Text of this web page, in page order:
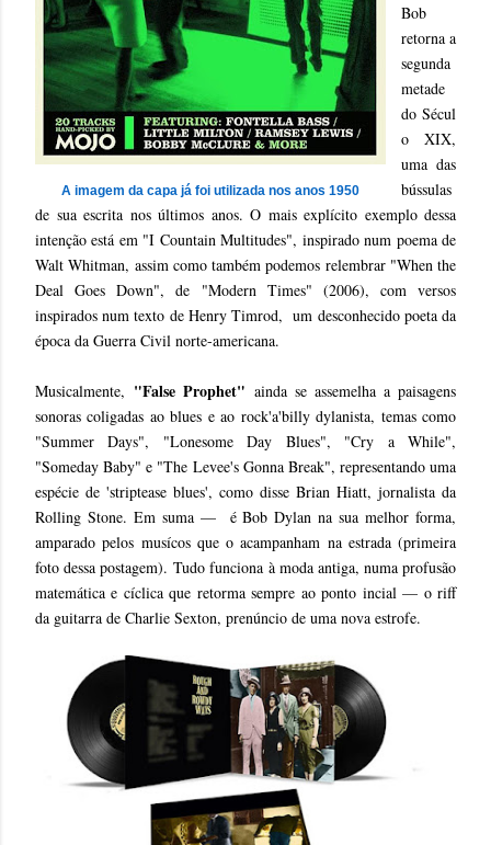
A imagem da capa já foi utilizada nos anos 1950
Bob
retorna a
segunda
metade
do Sécul
o XIX,
uma das
bússulas
de sua escrita nos últimos anos. O mais explícito exemplo dessa
intenção está em "I Countain Multitudes", inspirado num poema de
Walt Whitman, assim como também podemos relembrar "When the
Deal Goes Down", de "Modern Times" (2006), com versos
inspirados num texto de Henry Timrod, um desconhecido poeta da
época da Guerra Civil norte-americana.
Musicalmente, "False Prophet" ainda se assemelha a paisagens
sonoras coligadas ao blues e ao rock'a'billy dylanista, temas como
"Summer Days", "Lonesome Day Blues", "Cry a While",
"Someday Baby" e "The Levee's Gonna Break", representando uma
espécie de 'striptease blues', como disse Brian Hiatt, jornalista da
Rolling Stone. Em suma — é Bob Dylan na sua melhor forma,
amparado pelos musícos que o acampanham na estrada (primeira
foto dessa postagem). Tudo funciona à moda antiga, numa profusão
matemática e cíclica que retorma sempre ao ponto incial — o riff
da guitarra de Charlie Sexton, prenúncio de uma nova estrofe.